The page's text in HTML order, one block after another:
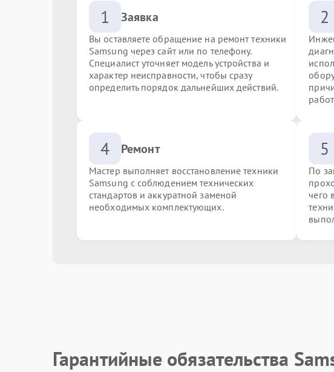
1 Заявка
Вы оставляете обращение на ремонт техники
Samsung через сайт или по телефону.
Специалист уточняет модель устройства и
характер неисправности, чтобы сразу
определить порядок дальнейших действий.
2
4 Ремонт
Мастер выполняет восстановление техники
Samsung с соблюдением технических
стандартов и аккуратной заменой
необходимых комплектующих.
5
По
чего
Гарантийные обязательства